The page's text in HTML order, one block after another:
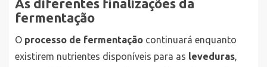
As diferentes finalizações da
fermentação
O processo de fermentação continuará enquanto
existirem nutrientes disponíveis para as leveduras,